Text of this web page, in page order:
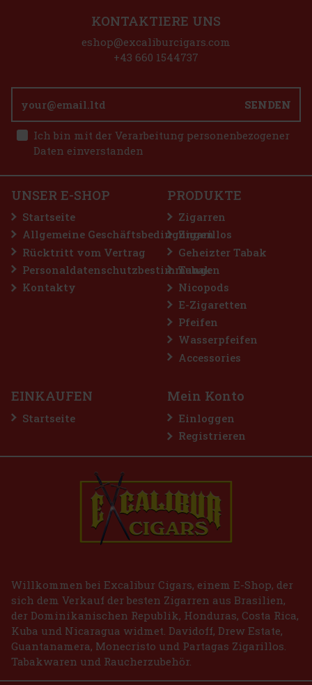
Bestellen
- Onyx
Bestellen
Rabatt: 50%
2.99 €
SENDEN
Ich bin mit der Verarbeitung personenbezogener
Daten einverstanden
KONTAKTIERE UNS
eshop@excaliburcigars.com
+43 660 1544737
UNSER E-SHOP
Startseite
Allgemeine Geschäftsbedingungen
Rücktritt vom Vertrag
Personaldatenschutzbestimmungen
Kontakty
PRODUKTE
Zigarren
Zigarillos
Geheizter Tabak
Tabak
Nicopods
E-Zigaretten
Pfeifen
Wasserpfeifen
Accessories
EINKAUFEN
Startseite
Mein Konto
Einloggen
Registrieren
Willkommen bei Excalibur Cigars, einem E-Shop, der
sich dem Verkauf der besten Zigarren aus Brasilien,
der Dominikanischen Republik, Honduras, Costa Rica,
Kuba und Nicaragua widmet. Davidoff, Drew Estate,
Guantanamera, Monecristo und Partagas Zigarillos.
Tabakwaren und Raucherzubehör.